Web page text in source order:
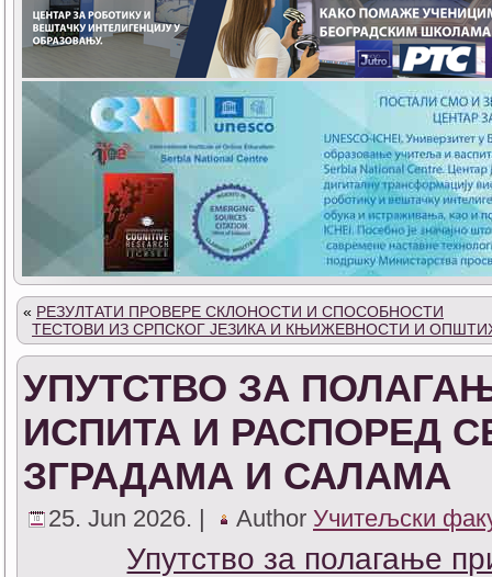
« РЕЗУЛТАТИ ПРОВЕРЕ СКЛОНОСТИ И СПОСОБНОСТИ
ТЕСТОВИ ИЗ СРПСКОГ ЈЕЗИКА И КЊИЖЕВНОСТИ И
УПУТСТВО ЗА
ИСПИТА И РАСПОРЕД
ЗГРАДАМА И САЛАМА
25. Jun 2026. | Author Учитељски
Упутство за полагање